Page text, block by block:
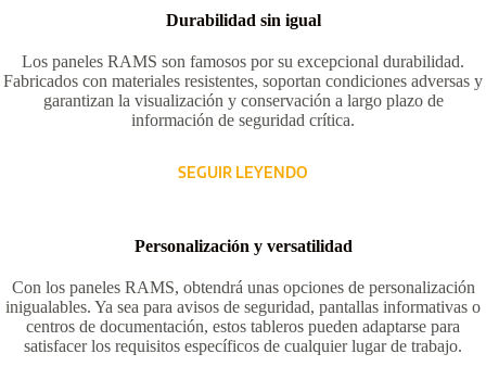
Durabilidad sin igual
Los paneles RAMS son famosos por su excepcional durabilidad.
Fabricados con materiales resistentes, soportan condiciones adversas y
garantizan la visualización y conservación a largo plazo de
información de seguridad crítica.
SEGUIR LEYENDO
Personalización y versatilidad
Con los paneles RAMS, obtendrá unas opciones de personalización
inigualables. Ya sea para avisos de seguridad, pantallas informativas o
centros de documentación, estos tableros pueden adaptarse para
satisfacer los requisitos específicos de cualquier lugar de trabajo.